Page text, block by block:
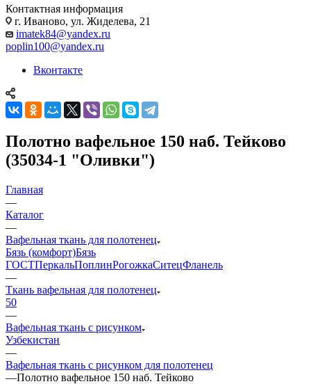
Контактная информация
г. Иваново, ул. Жиделева, 21
imatek84@yandex.ru
poplin100@yandex.ru
Вконтакте
Полотно вафельное 150 наб. Тейково
(35034-1 "Оливки")
Главная
—
Каталог
—
Вафельная ткань для полотенец
Бязь (комфорт)Бязь
ГОСТПеркальПоплинРогожкаСитецФланель
—
Ткань вафельная для полотенец
50
—
Вафельная ткань с рисунком
Узбекистан
—
Вафельная ткань с рисунком для полотенец
—Полотно вафельное 150 наб. Тейково